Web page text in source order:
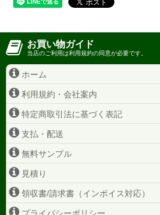
お買い物ガイド
当店のご利用は利用規約の同意が必要です。
ホーム
利用規約・会社案内
特定商取引法に基づく表記
支払・配送
無料サンプル
見積り
領収書/請求書（インボイス対応）